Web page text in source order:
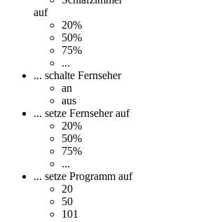
auf
20%
50%
75%
...
... schalte Fernseher
an
aus
... setze Fernseher auf
20%
50%
75%
...
... setze Programm auf
20
50
101